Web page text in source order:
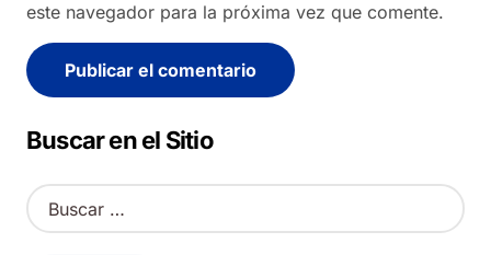
este navegador para la próxima vez que comente.
Alternative:
Buscar en el Sitio
B
u